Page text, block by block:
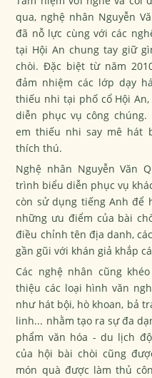
qua, nghệ nhân Nguyễn
đã nỗ lực cùng với các
tại Hội An chung tay giữ
chòi. Đặc biệt từ năm
đảm nhiệm các lớp dạy
thiếu nhi tại phố cổ Hội
diễn phục vụ công
em thiếu nhi say mê hát
thích thú.
Nghệ nhân Nguyễn Văn
trình biểu diễn phục vụ
còn sử dụng tiếng Anh để
những ưu điểm của bài
điều chỉnh tên địa danh,
gần gũi với khán giả khắp
Các nghệ nhân cũng
thiệu các loại hình văn
như hát bội, hò khoan, bả
linh... nhằm tạo ra sự đa
phẩm văn hóa - du lịch
của hội bài chòi cũng
món quà được làm thủ